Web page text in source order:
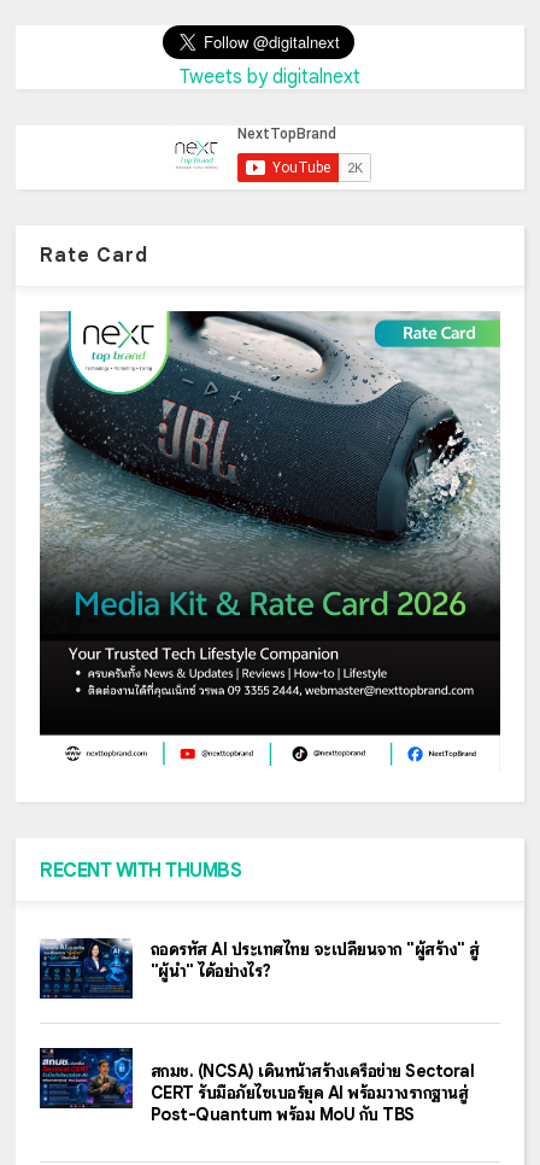
Tweets by digitalnext
Rate Card
RECENT WITH THUMBS
ถอดรหัส AI ประเทศไทย จะเปลี่ยนจาก "ผู้สร้าง" สู่
"ผู้นำ" ได้อย่างไร?
สกมช. (NCSA) เดินหน้าสร้างเครือข่าย Sectoral
CERT รับมือภัยไซเบอร์ยุค AI พร้อมวางรากฐานสู่
Post-Quantum พร้อม MoU กับ TBS